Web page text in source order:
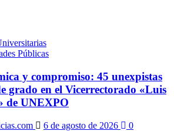
Públicas
y compromiso: 45 unexpistas
grado en el Vicerrectorado «Luis
de UNEXPO
6 de agosto de 2026 0